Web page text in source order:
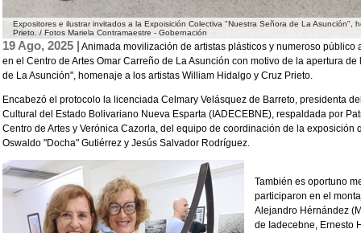
Expositores e ilustrar invitados a la Expoisición Colectiva "Nuestra Señora de La Asunción",
Prieto. / Fotos Mariela Contramaestre - Gobernación
19 Ago, 2025 | Animada movilización de artistas plásticos y numeroso público
en el Centro de Artes Omar Carreño de La Asunción con motivo de la apertura
de La Asunción", homenaje a los artistas William Hidalgo y Cruz Prieto.
Encabezó el protocolo la licenciada Celmary Velásquez de Barreto, presidenta
Cultural del Estado Bolivariano Nueva Esparta (IADECEBNE), respaldada por
Centro de Artes y Verónica Cazorla, del equipo de coordinación de la exposición
Oswaldo "Docha" Gutiérrez y Jesús Salvador Rodríguez.
También es oportuno
participaron en el
Alejandro Hérnández
de Iadecebne, Ernesto